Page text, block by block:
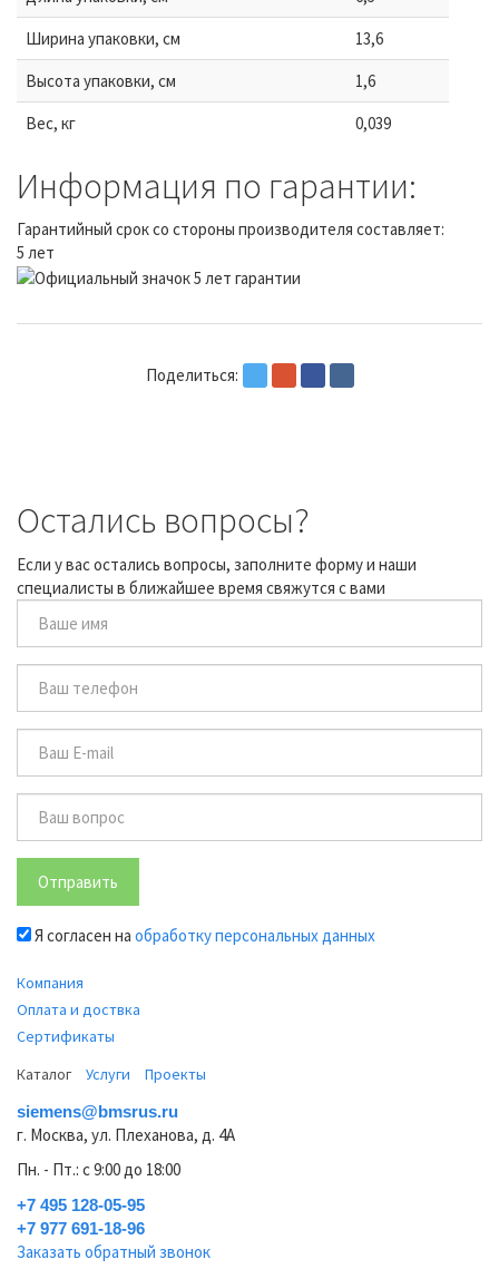
Ширина упаковки, см
13,6
Высота упаковки, см
1,6
Вес, кг
0,039
Информация по гарантии:
Гарантийный срок со стороны производителя составляет:
5 лет
Поделиться:
Остались вопросы?
Если у вас остались вопросы, заполните форму и наши
специалисты в ближайшее время свяжутся с вами
Отправить
Я согласен на обработку персональных данных
Компания
Оплата и доствка
Сертификаты
Каталог
Услуги Проекты
siemens@bmsrus.ru
г. Москва, ул. Плеханова, д. 4А
Пн. - Пт.: c 9:00 до 18:00
+7 495 128-05-95
+7 977 691-18-96
Заказать обратный звонок